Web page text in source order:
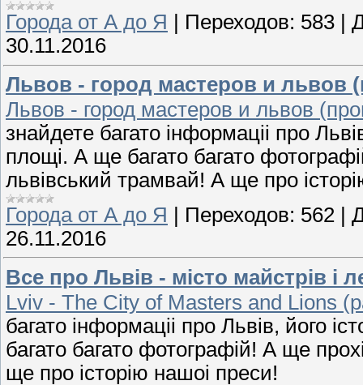
Города от А до Я
Переходов: 583
30.11.2016
Львов - город мастеров и львов
Львов - город мастеров и львов
знайдете багато iнформацii про
площi. А ще багато багато
львiвський трамвай! А ще про
Города от А до Я
Переходов: 562
26.11.2016
Все про Львiв - мiсто майстрiв i
Lviv - The City of Masters and Lions
багато iнформацii про Львiв, його
багато багато фотографiй! А ще
ще про iсторiю нашоi преси!